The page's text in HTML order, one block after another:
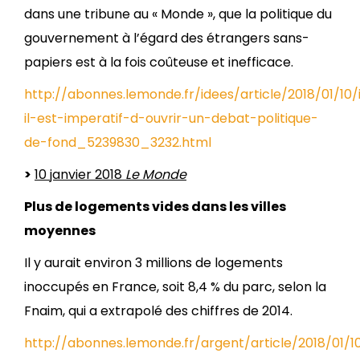
dans une tribune au « Monde », que la politique du
gouvernement à l’égard des étrangers sans-
papiers est à la fois coûteuse et inefficace.
http://abonnes.lemonde.fr/idees/article/2018/01/
il-est-imperatif-d-ouvrir-un-debat-politique-
de-fond_5239830_3232.html
> 10 janvier 2018 Le Monde
Plus de logements vides dans les villes
moyennes
Il y aurait environ 3 millions de logements
inoccupés en France, soit 8,4 % du parc, selon la
Fnaim, qui a extrapolé des chiffres de 2014.
http://abonnes.lemonde.fr/argent/article/2018/01/